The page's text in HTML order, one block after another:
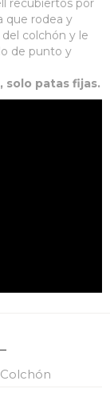
recubiertos por
que rodea y
colchón y le
de punto y
solo patas fijas.